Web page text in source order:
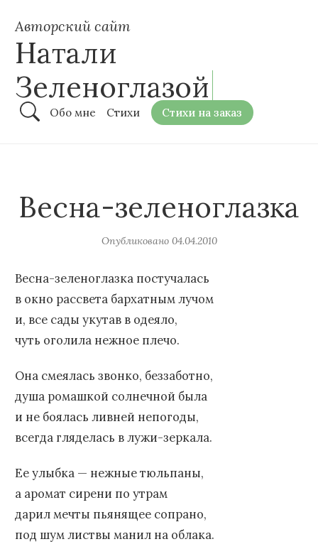
Авторский сайт
Натали
Зеленоглазой
Обо мне Стихи Стихи на заказ
Весна-зеленоглазка
Опубликовано 04.04.2010
Весна-зеленоглазка постучалась
в окно рассвета бархатным лучом
и, все сады укутав в одеяло,
чуть оголила нежное плечо.
Она смеялась звонко, беззаботно,
душа ромашкой солнечной была
и не боялась ливней непогоды,
всегда гляделась в лужи-зеркала.
Ее улыбка — нежные тюльпаны,
а аромат сирени по утрам
дарил мечты пьянящее сопрано,
под шум листвы манил на облака.